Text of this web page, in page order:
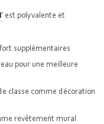
est polyvalente et
supplémentaires
pour une meilleure
classe comme décoration
revêtement mural